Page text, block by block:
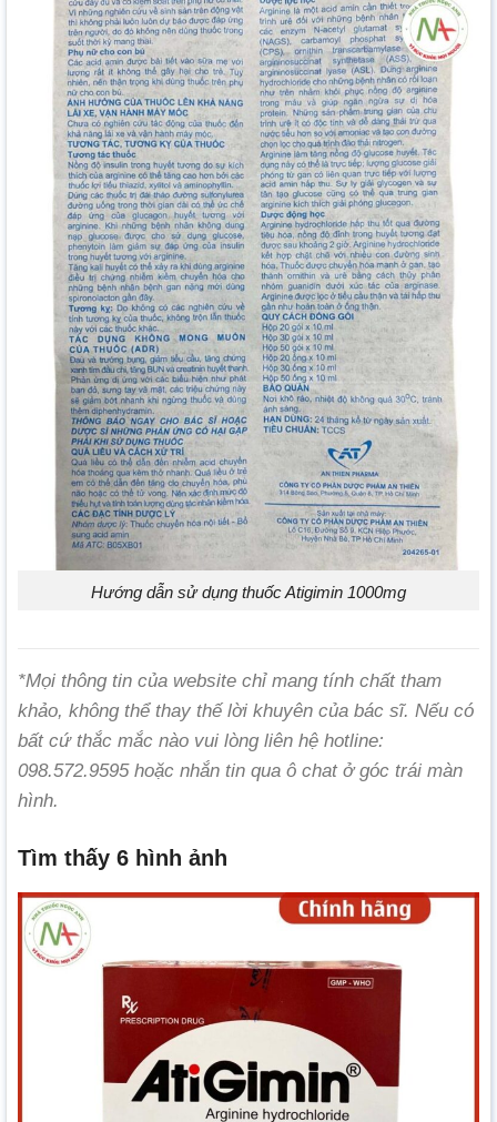
Hướng dẫn sử dụng thuốc Atigimin 1000mg
*Mọi thông tin của website chỉ mang tính chất tham
khảo, không thể thay thế lời khuyên của bác sĩ. Nếu có
bất cứ thắc mắc nào vui lòng liên hệ hotline:
098.572.9595 hoặc nhắn tin qua ô chat ở góc trái màn
hình.
Tìm thấy 6 hình ảnh